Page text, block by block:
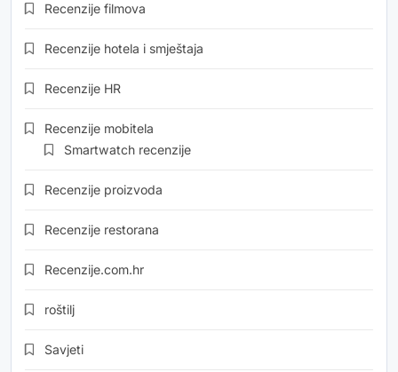
Recenzije filmova
Recenzije hotela i smještaja
Recenzije HR
Recenzije mobitela
Smartwatch recenzije
Recenzije proizvoda
Recenzije restorana
Recenzije.com.hr
roštilj
Savjeti